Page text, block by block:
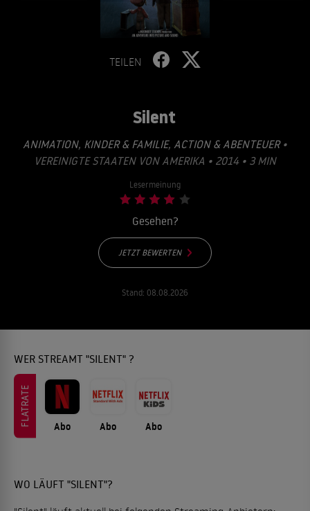
TEILEN
Silent
ANIMATION, KINDER & FAMILIE, ACTION & ABENTEUER•
VEREINIGTE STAATEN VON AMERIKA • 2014 • 3 MIN
Lesermeinung
Gesehen?
JETZT BEWERTEN
Stand: 08.08.2026
WER STREAMT "SILENT" ?
FLATRATE Abo Abo Abo
WO LÄUFT "SILENT"?